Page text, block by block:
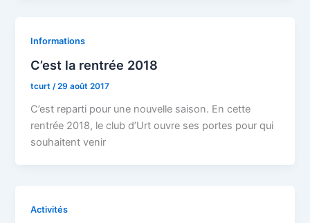
Informations
C’est la rentrée 2018
tcurt /29 août 2017
C’est reparti pour une nouvelle saison. En cette
rentrée 2018, le club d’Urt ouvre ses portes pour qui
souhaitent venir
Activités